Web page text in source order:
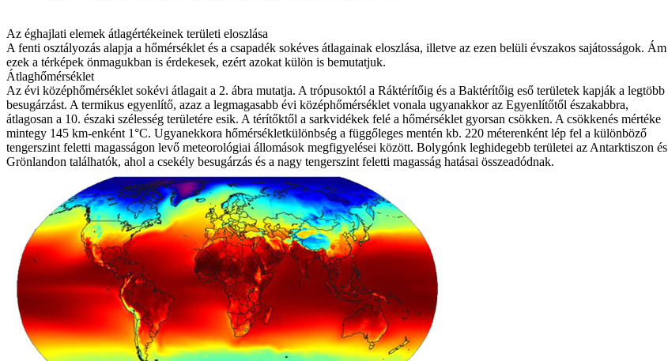
Az éghajlati elemek átlagértékeinek területi eloszlása
A fenti osztályozás alapja a hőmérséklet és a csapadék sokéves átlagainak eloszlása, illetve az ezen belüli évszakos sajátosságok. Ám
ezek a térképek önmagukban is érdekesek, ezért azokat külön is bemutatjuk.
Átlaghőmérséklet
Az évi középhőmérséklet sokévi átlagait a 2. ábra mutatja. A trópusoktól a Ráktérítőig és a Baktérítőig eső területek kapják a legtöbb
besugárzást. A termikus egyenlítő, azaz a legmagasabb évi középhőmérséklet vonala ugyanakkor az Egyenlítőtől északabbra,
átlagosan a 10. északi szélesség területére esik. A térítőktől a sarkvidékek felé a hőmérséklet gyorsan csökken. A csökkenés mértéke
mintegy 145 km-enként 1°C. Ugyanekkora hőmérsékletkülönbség a függőleges mentén kb. 220 méterenként lép fel a különböző
tengerszint feletti magasságon levő meteorológiai állomások megfigyelései között. Bolygónk leghidegebb területei az Antarktiszon és
Grönlandon találhatók, ahol a csekély besugárzás és a nagy tengerszint feletti magasság hatásai összeadódnak.